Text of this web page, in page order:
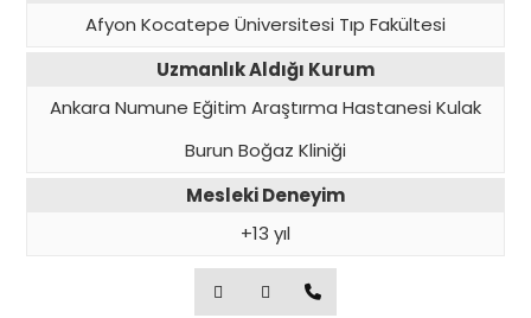
Afyon Kocatepe Üniversitesi Tıp Fakültesi
Uzmanlık Aldığı Kurum
Ankara Numune Eğitim Araştırma Hastanesi Kulak
Burun Boğaz Kliniği
Mesleki Deneyim
+13 yıl